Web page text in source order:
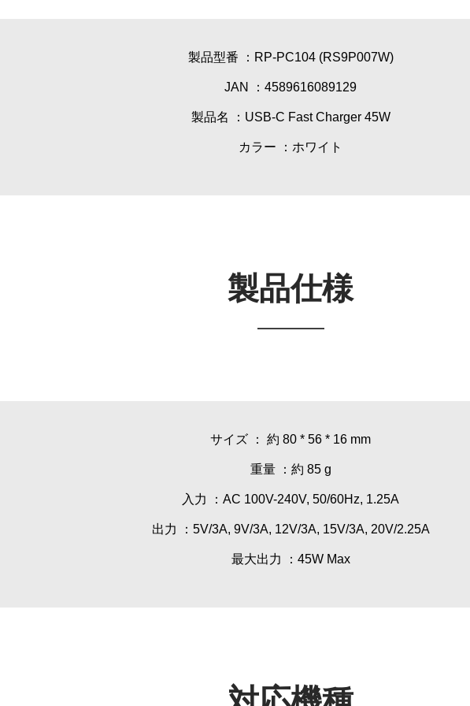
製品型番 ：RP-PC104 (RS9P007W)
JAN ：4589616089129
製品名 ：USB-C Fast Charger 45W
カラー ：ホワイト
製品仕様
サイズ ： 約 80 * 56 * 16 mm
重量 ：約 85 g
入力 ：AC 100V-240V, 50/60Hz, 1.25A
出力 ：5V/3A, 9V/3A, 12V/3A, 15V/3A, 20V/2.25A
最大出力 ：45W Max